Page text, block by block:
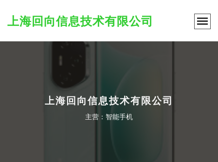
上海回向信息技术有限公司
上海回向信息技术有限公司
主营：智能手机